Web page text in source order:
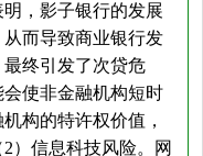
，影子银行的发展
而导致商业银行发
终引发了次贷危
使非金融机构短时
构的特许权价值，
）信息科技风险。网